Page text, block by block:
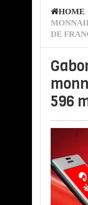
HOME
DE
596